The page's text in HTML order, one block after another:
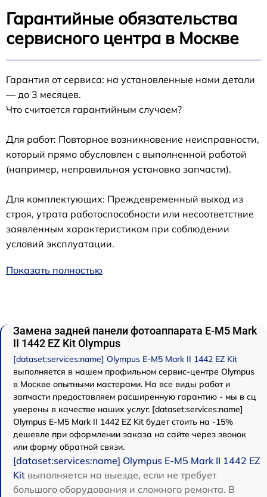
Гарантийные обязательства
сервисного центра в Москве
Гарантия от сервиса: на установленные нами детали
— до 3 месяцев.
Что считается гарантийным случаем?
Для работ: Повторное возникновение неисправности,
который прямо обусловлен с выполненной работой
(например, неправильная установка запчасти).
Для комплектующих: Преждевременный выход из
строя, утрата работоспособности или несоответствие
заявленным характеристикам при соблюдении
условий эксплуатации.
Показать полностью
Замена задней панели фотоаппарата E‑M5 Mark
II 1442 EZ Kit Olympus
[dataset:services:name] Olympus E‑M5 Mark II 1442 EZ Kit
выполняется в нашем профильном сервис-центре Olympus
в Москве опытными мастерами. На все виды работ и
запчасти предоставляем расширенную гарантию - мы в сц
уверены в качестве наших услуг. [dataset:services:name]
Olympus E‑M5 Mark II 1442 EZ Kit будет стоить на -15%
дешевле при оформлении заказа на сайте через звонок
или форму обратной связи.
[dataset:services:name] Olympus E‑M5 Mark II 1442 EZ
Kit выполняется на выезде, если не требует
большого оборудования и сложного ремонта. В